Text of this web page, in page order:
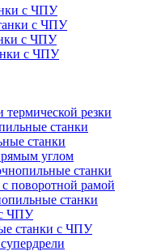
с ЧПУ
с ЧПУ
с ЧПУ
с ЧПУ
резки
станки
станки
углом
станки
поворотной рамой
станки
ЧПУ
станки с ЧПУ